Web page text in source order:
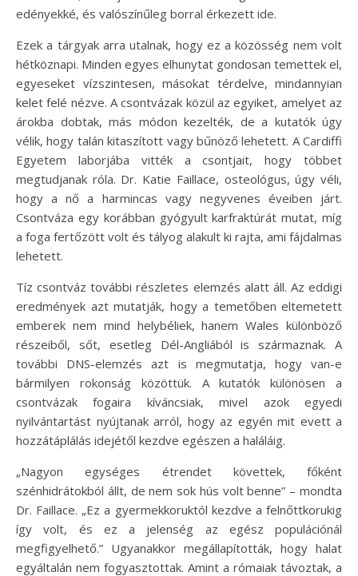
edényekké, és valószínűleg borral érkezett ide.
Ezek a tárgyak arra utalnak, hogy ez a közösség nem volt
hétköznapi. Minden egyes elhunytat gondosan temettek el,
egyeseket vízszintesen, másokat térdelve, mindannyian
kelet felé nézve. A csontvázak közül az egyiket, amelyet az
árokba dobtak, más módon kezelték, de a kutatók úgy
vélik, hogy talán kitaszított vagy bűnöző lehetett. A Cardiffi
Egyetem laborjába vitték a csontjait, hogy többet
megtudjanak róla. Dr. Katie Faillace, osteológus, úgy véli,
hogy a nő a harmincas vagy negyvenes éveiben járt.
Csontváza egy korábban gyógyult karfraktúrát mutat, míg
a foga fertőzött volt és tályog alakult ki rajta, ami fájdalmas
lehetett.
Tíz csontváz további részletes elemzés alatt áll. Az eddigi
eredmények azt mutatják, hogy a temetőben eltemetett
emberek nem mind helybéliek, hanem Wales különböző
részeiből, sőt, esetleg Dél-Angliából is származnak. A
további DNS-elemzés azt is megmutatja, hogy van-e
bármilyen rokonság közöttük. A kutatók különösen a
csontvázak fogaira kíváncsiak, mivel azok egyedi
nyilvántartást nyújtanak arról, hogy az egyén mit evett a
hozzátáplálás idejétől kezdve egészen a haláláig.
„Nagyon egységes étrendet követtek, főként
szénhidrátokból állt, de nem sok hús volt benne” – mondta
Dr. Faillace. „Ez a gyermekkoruktól kezdve a felnőttkorukig
így volt, és ez a jelenség az egész populációnál
megfigyelhető.” Ugyanakkor megállapították, hogy halat
egyáltalán nem fogyasztottak. Amint a rómaiak távoztak, a